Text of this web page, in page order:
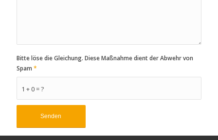
1 + 0 = ?
Bitte löse die Gleichung. Diese Maßnahme dient der Abwehr von
Spam *